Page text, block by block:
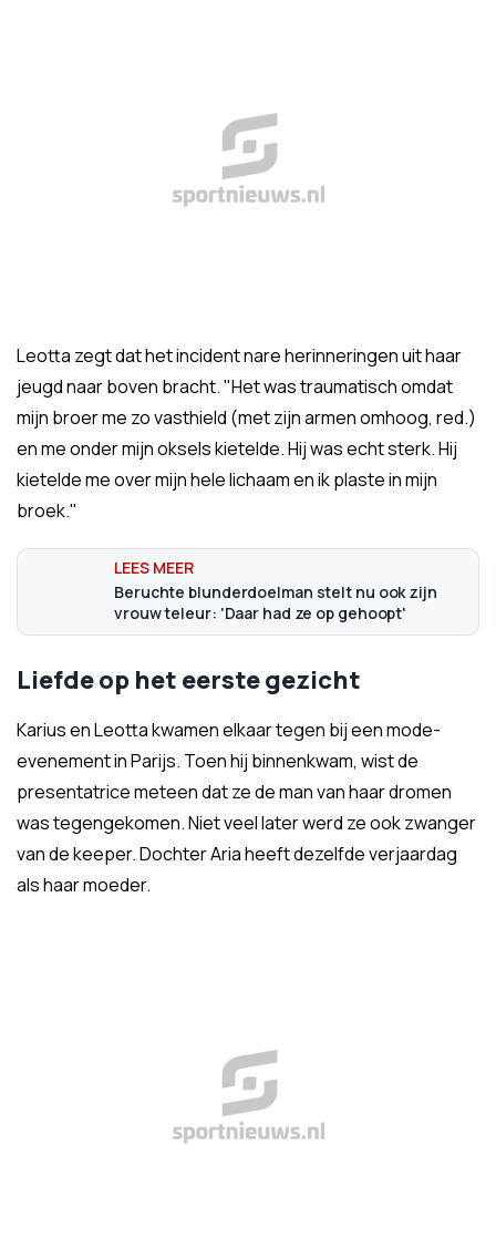
Leotta zegt dat het incident nare herinneringen uit haar
jeugd naar boven bracht. "Het was traumatisch omdat
mijn broer me zo vasthield (met zijn armen omhoog, red.)
en me onder mijn oksels kietelde. Hij was echt sterk. Hij
kietelde me over mijn hele lichaam en ik plaste in mijn
broek."
Beruchte blunderdoelman stelt nu ook zijn
vrouw teleur: 'Daar had ze op gehoopt'
Liefde op het eerste gezicht
Karius en Leotta kwamen elkaar tegen bij een mode-
evenement in Parijs. Toen hij binnenkwam, wist de
presentatrice meteen dat ze de man van haar dromen
was tegengekomen. Niet veel later werd ze ook zwanger
van de keeper. Dochter Aria heeft dezelfde verjaardag
als haar moeder.